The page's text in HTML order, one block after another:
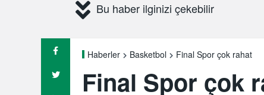
Bu haber ilginizi çekebilir
Haberler Basketbol Final Spor çok rahat
Final Spor çok